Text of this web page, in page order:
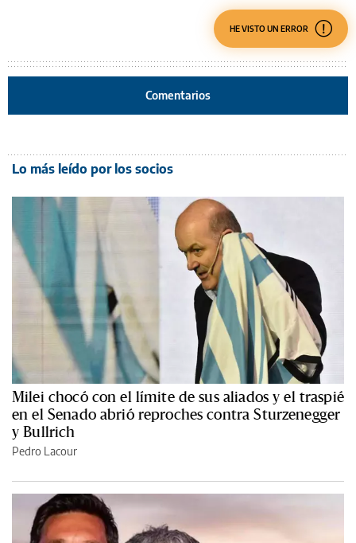
HE VISTO UN ERROR
Comentarios
Lo más leído por los socios
Milei chocó con el límite de sus aliados y el traspié
en el Senado abrió reproches contra Sturzenegger
y Bullrich
Pedro Lacour